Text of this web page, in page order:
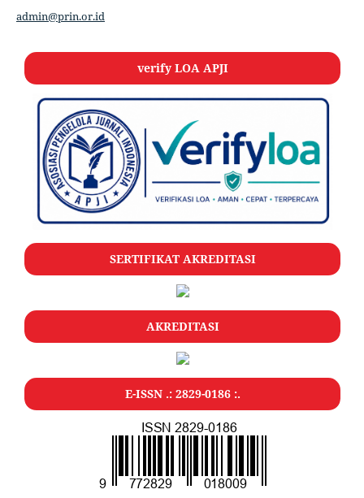
admin@prin.or.id
verify LOA APJI
SERTIFIKAT AKREDITASI
AKREDITASI
E-ISSN .: 2829-0186 :.